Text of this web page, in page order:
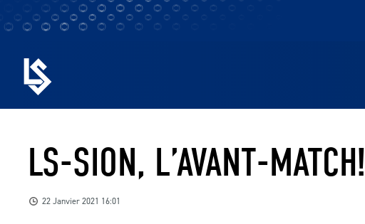
LS-SION, L’AVANT-MATCH!
22 Janvier 2021 16:01